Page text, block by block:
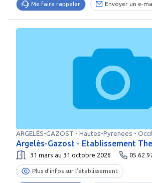
Me faire rappeler Envoyer un e-
ARGELÈS-GAZOST - Hautes-Pyrenees -
Argelès-Gazost - Etablissement
31 mars au 31 octobre 2026 05 62
Plus d’infos sur l’établissement